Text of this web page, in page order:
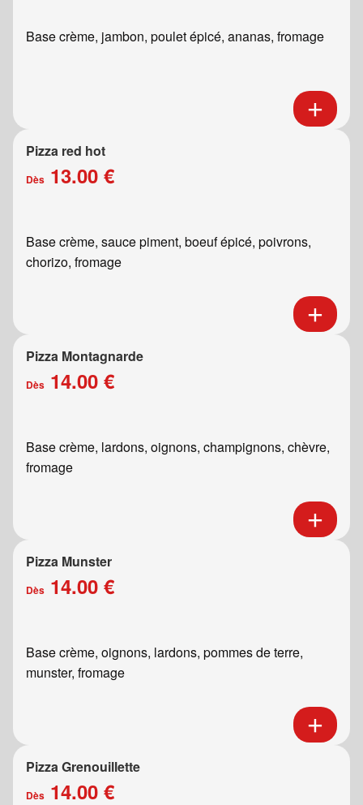
Base crème, jambon, poulet épicé, ananas, fromage
Pizza red hot
Dès 13.00 €
Base crème, sauce piment, boeuf épicé, poivrons,
chorizo, fromage
Pizza Montagnarde
Dès 14.00 €
Base crème, lardons, oignons, champignons, chèvre,
fromage
Pizza Munster
Dès 14.00 €
Base crème, oignons, lardons, pommes de terre,
munster, fromage
Pizza Grenouillette
Dès 14.00 €